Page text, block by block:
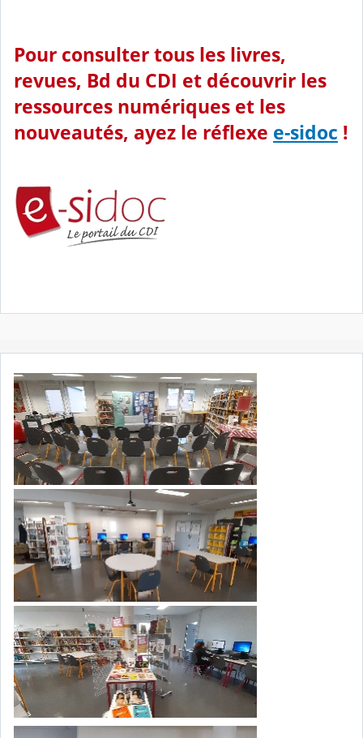
Pour consulter tous les livres,
revues, Bd du CDI et découvrir les
ressources numériques et les
nouveautés, ayez le réflexe e-sidoc !